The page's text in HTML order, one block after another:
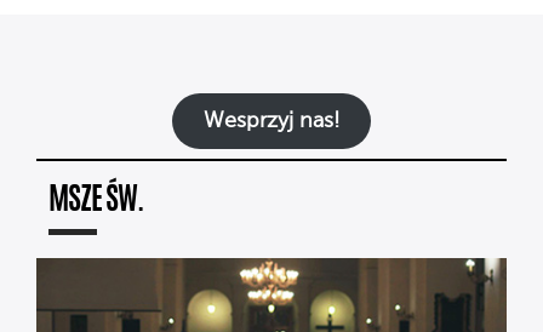
Wesprzyj nas!
MSZE ŚW.